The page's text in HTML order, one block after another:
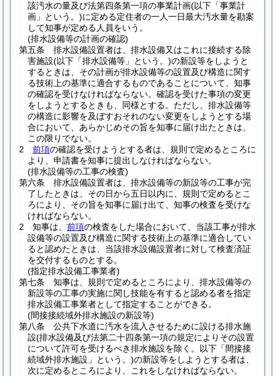
該汚水の量及び法第四条第一項の事業計画(以下「事業計
画」という。)に定める定住者の一人一日最大汚水量を勘案
して知事が定める人員をいう。
(排水設備等の計画の確認)
第五条
排水設備設置者は、排水設備又はこれに接続する除
害施設(以下「排水設備等」という。)の新設等をしようと
するときは、その計画が排水設備等の設置及び構造に関す
る技術上の基準に適合するものであることについて、知事
の確認を受けなければならない。 確認を受けた事項の変更
をしようとするときも、同様とする。 ただし、排水設備等
の構造に影響を及ぼすおそれのない変更をしようとする場
合において、あらかじめその旨を知事に届け出たときは、
この限りでない。
2
前項の確認を受けようとする者は、規則で定めるところに
より、申請書を知事に提出しなければならない。
(排水設備等の工事の検査)
第六条
排水設備設置者は、排水設備等の新設等の工事が完
了したときは、その日から五日以内に、規則で定めるとこ
ろにより、その旨を知事に届け出て、知事の検査を受けな
ければならない。
2
知事は、 前項の検査をした場合において、当該工事が排水
設備等の設置及び構造に関する技術上の基準に適合してい
ると認めたときは、当該排水設備設置者に対して検査済証
を交付するものとする。
(指定排水設備工事業者)
第七条
知事は、規則で定めるところにより、排水設備等の
新設等の工事の実施に関し技能を有すると認める者を指定
排水設備工事業者として指定することができる。
(間接接続域外排水施設の新設等)
第八条
公共下水道に汚水を流入させるために設ける排水施
設(排水設備及び法第二十四条第一項の規定によりその設置
について許可を受けるべき排水施設を除く。以下「間接接
続域外排水施設」という。)の新設等をしようとする者は、
次に定めるところにより、これをしなければならない。